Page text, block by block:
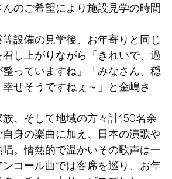
のご希望により施設見学の時間
設備の見学後、お年寄りと同じ
し上がりながら「きれいで、過
っていますね」「みなさん、穏
せそうですねぇ～」と金嶋さ
、そして地域の方々計150名余
身の楽曲に加え、日本の演歌や
。情熱的で温かいその歌声は一
コール曲では客席を巡り、お年